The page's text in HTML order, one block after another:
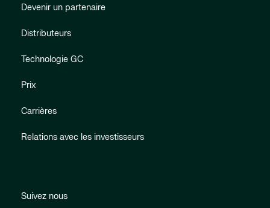
Devenir un partenaire
Distributeurs
Technologie GC
Prix
Carrières
Relations avec les investisseurs
Suivez nous